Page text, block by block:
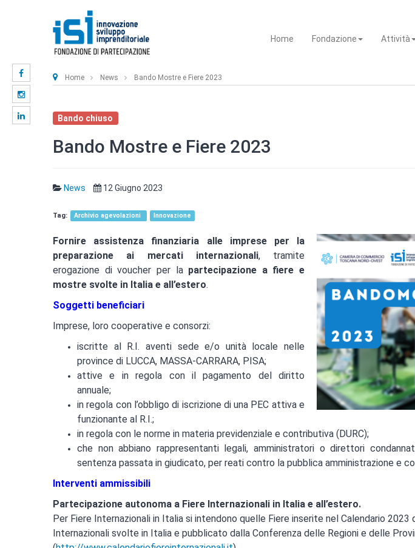
Home Fondazione Attività
Home News Bando Mostre e Fiere 2023
Bando chiuso
Bando Mostre e Fiere 2023
News 12 Giugno 2023
Archivio agevolazioni Innovazione
Fornire assistenza finanziaria alle imprese per la
preparazione ai mercati internazionali, tramite
erogazione di voucher per la partecipazione a fiere e
mostre svolte in Italia e all’estero.
Soggetti beneficiari
Imprese, loro cooperative e consorzi:
iscritte al R.I. aventi sede e/o unità locale nelle
province di LUCCA, MASSA-CARRARA, PISA;
attive e in regola con il pagamento del diritto
annuale;
in regola con l’obbligo di iscrizione di una PEC attiva e
funzionante al R.I.;
in regola con le norme in materia previdenziale e contributiva (DURC);
che non abbiano rappresentanti legali, amministratori o direttori
sentenza passata in giudicato, per reati contro la pubblica amministrazione e
Interventi ammissibili
Partecipazione autonoma a Fiere Internazionali in Italia e all’estero.
Per Fiere Internazionali in Italia si intendono quelle Fiere inserite nel Calendario
Internazionali svolte in Italia e pubblicato dalla Conferenza delle Regioni e delle